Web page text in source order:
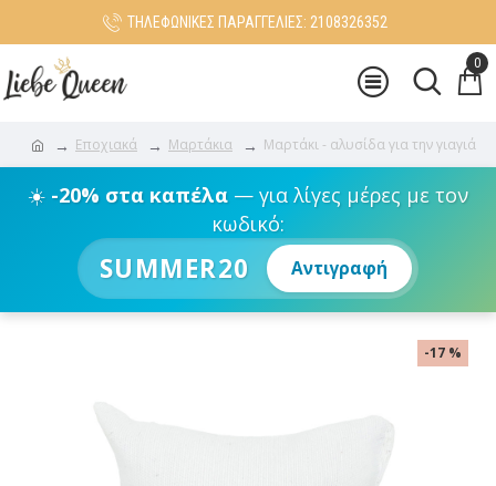
ΤΗΛΕΦΩΝΙΚΕΣ ΠΑΡΑΓΓΕΛΙΕΣ: 2108326352
0
Εποχιακά Μαρτάκια Μαρτάκι - αλυσίδα για την γιαγιά
☀️ -20% στα καπέλα— για λίγες μέρες με τον
κωδικό:
SUMMER20 Αντιγραφή
-17 %